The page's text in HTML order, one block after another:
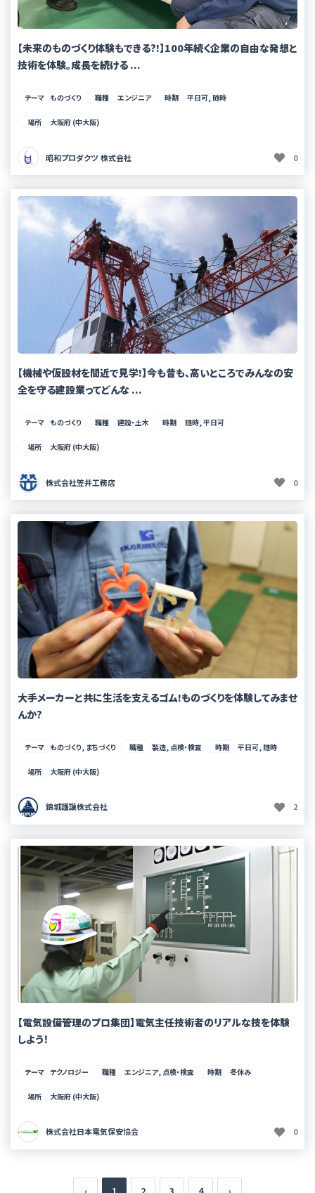
【未来のものづくり体験もできる?!】100年続く企業の自由な発想と
技術を体験。成長を続ける ...
テーマ ものづくり 職種 エンジニア 時期 平日可, 随時
場所 大阪府 (中大阪)
昭和プロダクツ 株式会社 0
【機械や仮設材を間近で見学!】今も昔も、高いところでみんなの安
全を守る建設業ってどんな ...
テーマ ものづくり 職種 建設・土木 時期 随時, 平日可
場所 大阪府 (中大阪)
株式会社笠井工務店 0
大手メーカーと共に生活を支えるゴム!ものづくりを体験してみませ
んか?
テーマ ものづくり, まちづくり 職種 製造, 点検・検査 時期 平日可, 随時
場所 大阪府 (中大阪)
錦城護謨株式会社 2
【電気設備管理のプロ集団】電気主任技術者のリアルな技を体験
しよう！
テーマ テクノロジー 職種 エンジニア, 点検・検査 時期 冬休み
場所 大阪府 (中大阪)
株式会社日本電気保安協会 0
‹ 1 2 3 4 ›